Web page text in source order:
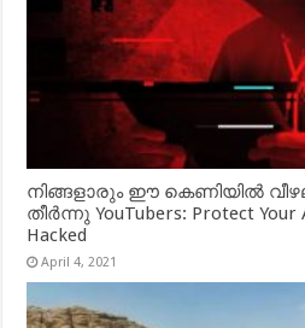
നിങ്ങളാരും ഈ കെണിയിൽ
തീർന്നു YouTubers: Protect Your
Hacked
April 4, 2021